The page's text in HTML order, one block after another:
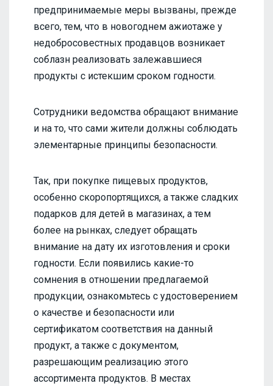
предпринимаемые меры вызваны, прежде
всего, тем, что в новогоднем ажиотаже у
недобросовестных продавцов возникает
соблазн реализовать залежавшиеся
продукты с истекшим сроком годности.
Сотрудники ведомства обращают внимание
и на то, что сами жители должны соблюдать
элементарные принципы безопасности.
Так, при покупке пищевых продуктов,
особенно скоропортящихся, а также сладких
подарков для детей в магазинах, а тем
более на рынках, следует обращать
внимание на дату их изготовления и сроки
годности. Если появились какие-то
сомнения в отношении предлагаемой
продукции, ознакомьтесь с удостоверением
о качестве и безопасности или
сертификатом соответствия на данный
продукт, а также с документом,
разрешающим реализацию этого
ассортимента продуктов. В местах